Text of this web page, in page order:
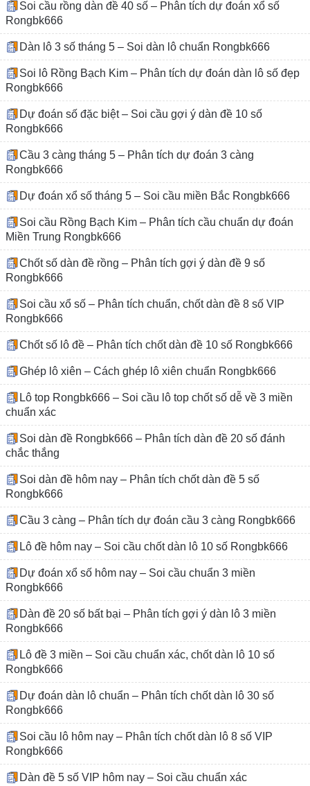
Soi cầu rồng dàn đề 40 số – Phân tích dự đoán xổ số
Rongbk666
Dàn lô 3 số tháng 5 – Soi dàn lô chuẩn Rongbk666
Soi lô Rồng Bạch Kim – Phân tích dự đoán dàn lô số đẹp
Rongbk666
Dự đoán số đặc biệt – Soi cầu gợi ý dàn đề 10 số
Rongbk666
Cầu 3 càng tháng 5 – Phân tích dự đoán 3 càng
Rongbk666
Dự đoán xổ số tháng 5 – Soi cầu miền Bắc Rongbk666
Soi cầu Rồng Bạch Kim – Phân tích cầu chuẩn dự đoán
Miền Trung Rongbk666
Chốt số dàn đề rồng – Phân tích gợi ý dàn đề 9 số
Rongbk666
Soi cầu xổ số – Phân tích chuẩn, chốt dàn đề 8 số VIP
Rongbk666
Chốt số lô đề – Phân tích chốt dàn đề 10 số Rongbk666
Ghép lô xiên – Cách ghép lô xiên chuẩn Rongbk666
Lô top Rongbk666 – Soi cầu lô top chốt số dễ về 3 miền
chuẩn xác
Soi dàn đề Rongbk666 – Phân tích dàn đề 20 số đánh
chắc thắng
Soi dàn đề hôm nay – Phân tích chốt dàn đề 5 số
Rongbk666
Cầu 3 càng – Phân tích dự đoán cầu 3 càng Rongbk666
Lô đề hôm nay – Soi cầu chốt dàn lô 10 số Rongbk666
Dự đoán xổ số hôm nay – Soi cầu chuẩn 3 miền
Rongbk666
Dàn đề 20 số bất bại – Phân tích gợi ý dàn lô 3 miền
Rongbk666
Lô đề 3 miền – Soi cầu chuẩn xác, chốt dàn lô 10 số
Rongbk666
Dự đoán dàn lô chuẩn – Phân tích chốt dàn lô 30 số
Rongbk666
Soi cầu lô hôm nay – Phân tích chốt dàn lô 8 số VIP
Rongbk666
Dàn đề 5 số VIP hôm nay – Soi cầu chuẩn xác